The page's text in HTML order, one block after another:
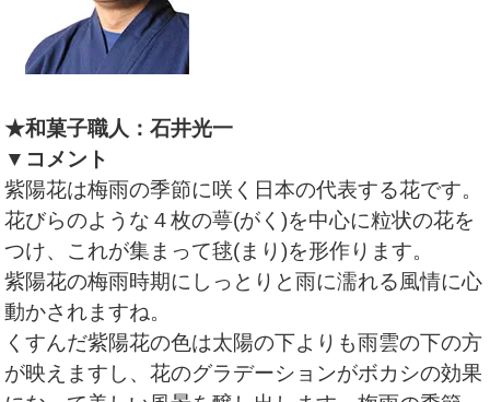
★和菓子職人：石井光一
▼コメント
紫陽花は梅雨の季節に咲く日本の代表する花です。
花びらのような４枚の萼(がく)を中心に粒状の花を
つけ、これが集まって毬(まり)を形作ります。
紫陽花の梅雨時期にしっとりと雨に濡れる風情に心
動かされますね。
くすんだ紫陽花の色は太陽の下よりも雨雲の下の方
が映えますし、花のグラデーションがボカシの効果